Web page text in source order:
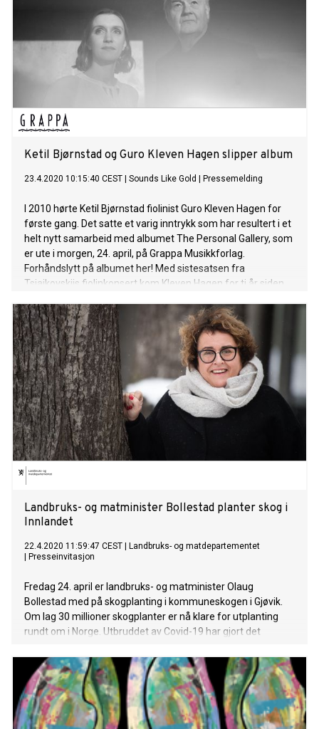
Ketil Bjørnstad og Guro Kleven Hagen slipper album
23.4.2020 10:15:40 CEST Sounds Like Gold Pressemelding
I 2010 hørte Ketil Bjørnstad fiolinist Guro Kleven Hagen for
første gang. Det satte et varig inntrykk som har resultert i et
helt nytt samarbeid med albumet The Personal Gallery, som
er ute i morgen, 24. april, på Grappa Musikkforlag.
Forhåndslytt på albumet her! Med sistesatsen fra
Tsjaikovskijs fiolinkonsert kom Kleven Hagen for ti år siden
foran den russiske pianisten Daniil Trifonov, som også spilte
Tsjaikovskij den gangen. Året etter hørte Ketil henne igjen
spille hele Tsjaikovskij-konserten med Oslo-Filharmonien. Da
var Guro bare 17 år gammel. – Det ble en av disse
konsertene man ville huske for livet. Selv dirigenten, Jukka
Pekka Saraste, var tydelig berørt, forteller Ketil. Guro kjente
også godt til forfatteren, komponisten og pianisten Ketil
Bjørnstad. Hun hadde akkurat lest «Oda!» og forelsket seg i
«Sommernatt ved fjorden» da hun i 2016 kontaktet Ketil for
å spørre om han ville være med på festivalen hennes,
Valdres So
Landbruks- og matminister Bollestad planter skog i
Innlandet
22.4.2020 11:59:47 CEST
Landbruks- og matdepartementet
Presseinvitasjon
Fredag 24. april er landbruks- og matminister Olaug
Bollestad med på skogplanting i kommuneskogen i Gjøvik.
Om lag 30 millioner skogplanter er nå klare for utplanting
rundt om i Norge. Utbruddet av Covid-19 har gjort det
arbeidskraft til planting, og har ført til økte kostnader for
aktørene i skogbruket.